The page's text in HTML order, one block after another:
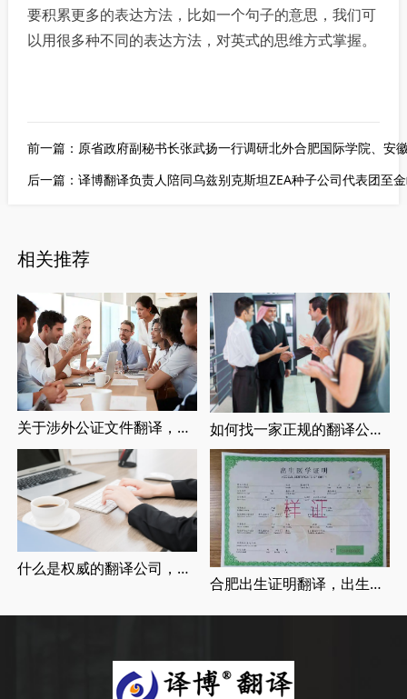
要积累更多的表达方法，比如一个句子的意思，我们可
以用很多种不同的表达方法，对英式的思维方式掌握。
前一篇： 原省政府副秘书长张武扬一行调研北外合肥国际学院、安
后一篇：译博翻译负责人陪同乌兹别克斯坦ZEA种子公司代表团至
相关推荐
关于涉外公证文件翻译，涉外婚姻登记，留学翻译介绍 如何找一家正规的翻译公司，找正规翻译公司有哪些要求
什么是权威的翻译公司，正规翻译公司介绍
合肥出生证明翻译，出生证明翻译认证流程